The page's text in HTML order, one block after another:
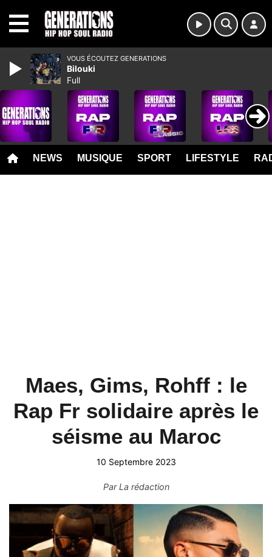
NEWS MUSIQUE SPORT LIFESTYLE
Maes, Gims, Rohff : le
Rap Fr solidaire après le
séisme au Maroc
10 Septembre 2023
ParLa rédaction
VOUS ÉCOUTEZ GENERATIONS
Bilouki
Full